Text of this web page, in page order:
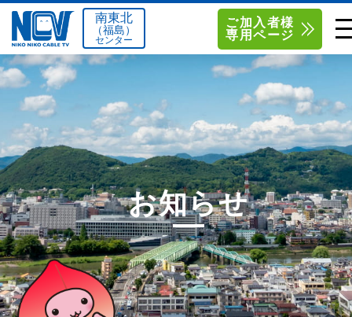
南東北センター（米沢） 0238-24-2525
南東北センター（福島） 0120-173-577
函館センター 0138-34-2525
新潟センター 025-210-1200
単品サービス
単品料金
お得なセットプラン
料金シミュレーション
サポート
Q&A
南東北センター(米沢)
〒992-0044
山形県米沢市春日四丁目2-75
南東北センター(福島)
〒960-8252
福島県福島市御山字一本松17-1-
1
南東北
（福島）
センター
ご加入者様
専用ページ
お知らせ